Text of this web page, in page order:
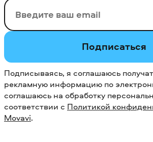
Ваш email
Подписаться
Подписываясь, я соглашаюсь
рекламную информацию по
соглашаюсь на обработку
соответствии с Политикой
Movavi.